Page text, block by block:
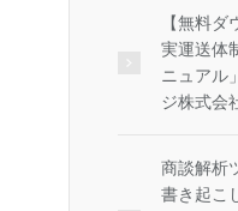
【無料
実運送体
ニュアル
ジ株式会
商談解析
書き起こ